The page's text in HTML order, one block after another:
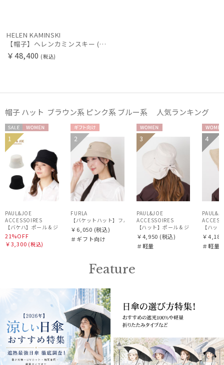
HELEN KAMINSKI
【帽子】ヘレンカミンスキー (HELEN KAMINSKI) ラフィアハット プロヴァンス Provence 12 【公式ムーンバット】
￥48,400 (税込)
帽子 ハット ブラウン系 ピンク系 ブルー系 人気ランキング
セー
ル
WOME
1
PAUL&JOE
ACCESSOIRES
【バケハ】ポール & ジョー (PAUL & JOE ACCESSOIRES) レースバケハ
21%OFF
￥3,300 (税込)
ギフト
向け
WOME
N
2
FURLA
【バケットハット】フルラ (FURLA) ロゴ刺繍 リバーシブルバケ
￥6,050 (税込)
＃ギフト向け
WOME
N
3
PAUL&JOE
ACCESSOIRES
【ハット】ポール & ジョー (PAUL
￥4,950 (税込)
＃軽量
N
4
【ハッ
￥4,180
＃軽量
Feature